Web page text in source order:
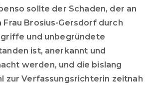
sollte der Schaden, der an
Frau Brosius-Gersdorf durch
und unbegründete
ist, anerkannt und
werden, und die bislang
zur Verfassungsrichterin zeitnah